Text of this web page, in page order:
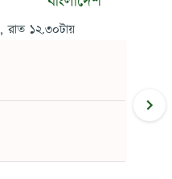
১২.৩০টায়